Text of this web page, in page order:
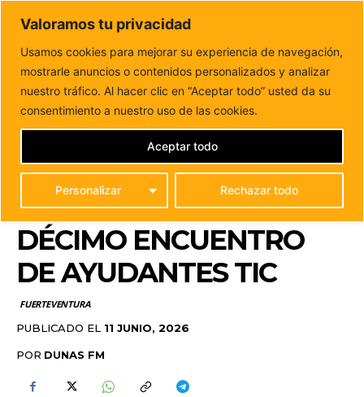
Valoramos tu privacidad
Usamos cookies para mejorar su experiencia de navegación,
mostrarle anuncios o contenidos personalizados y analizar
nuestro tráfico. Al hacer clic en “Aceptar todo” usted da su
consentimiento a nuestro uso de las cookies.
Personalizar Rechazar todo
Aceptar todo
DUNAS FM
Tu informacion de forma cercana
Inicio FUERTEVENTURA
Más de 120 estudiantes
participan en Fuerteventura en el décimo Encuentro de...
MÁS DE 120
ESTUDIANTES
PARTICIPAN EN
FUERTEVENTURA EN EL
DÉCIMO ENCUENTRO
DE AYUDANTES TIC
FUERTEVENTURA
PUBLICADO EL 11 JUNIO, 2026
POR DUNAS FM